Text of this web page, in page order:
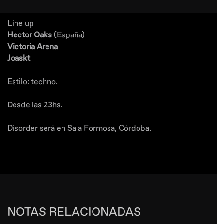
Line up
Hector Oaks (España)
Victoria Arena
Joaskt
Estilo: techno.
Desde las 23hs.
Disorder será en Sala Formosa, Córdoba.
NOTAS RELACIONADAS